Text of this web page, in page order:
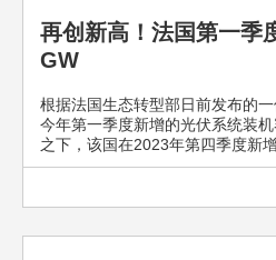
再创新高！法国第一季
GW
根据法国生态转型部日前发布的
今年第一季度新增的光伏系统装
之下，该国在2023年第四季度新